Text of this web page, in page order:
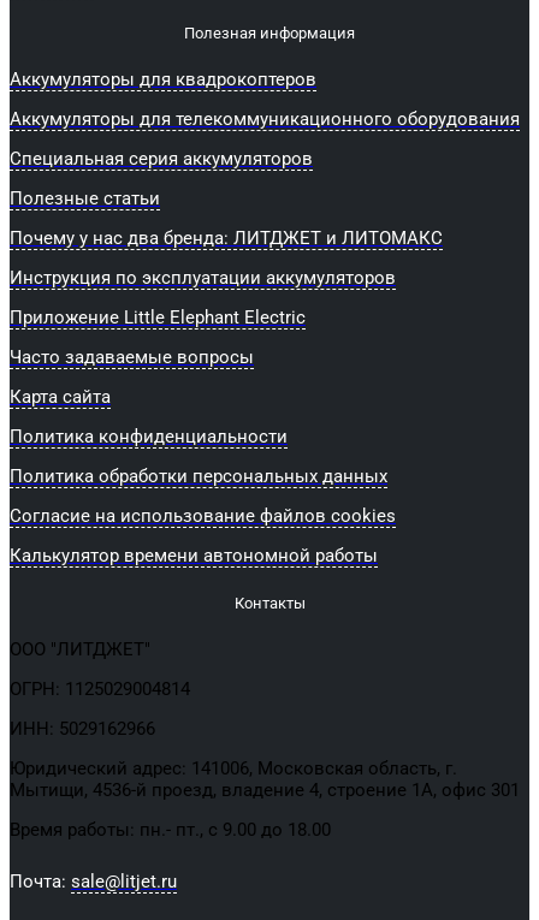
Полезная информация
Аккумуляторы для квадрокоптеров
Аккумуляторы для телекоммуникационного оборудования
Специальная серия аккумуляторов
Полезные статьи
Почему у нас два бренда: ЛИТДЖЕТ и ЛИТОМАКС
Инструкция по эксплуатации аккумуляторов
Приложение Little Elephant Electric
Часто задаваемые вопросы
Карта сайта
Политика конфиденциальности
Политика обработки персональных данных
Согласие на использование файлов cookies
Калькулятор времени автономной работы
Контакты
ООО "ЛИТДЖЕТ"
ОГРН: 1125029004814
ИНН: 5029162966
Юридический адрес: 141006, Московская область, г.
Мытищи, 4536-й проезд, владение 4, строение 1А, офис 301
Время работы: пн.- пт., с 9.00 до 18.00
Почта: sale@litjet.ru